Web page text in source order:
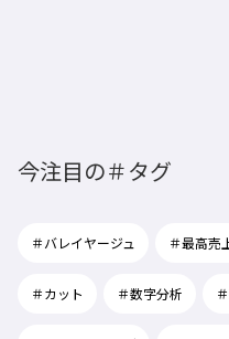
今注目の＃タグ
＃バレイヤージュ ＃最高売
＃カット ＃数字分析